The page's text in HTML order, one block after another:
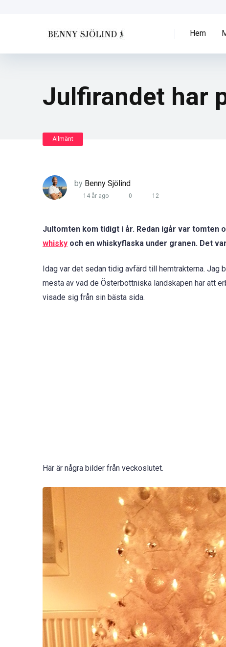
Hem
Julfirandet har
Allmänt
by Benny Sjölind
14 år ago 0 12
Jultomten kom tidigt i år. Redan igår var tomten
whisky och en whiskyflaska under granen. Det
Idag var det sedan tidig avfärd till hemtrakterna. Jag
mesta av vad de Österbottniska landskapen har att
visade sig från sin bästa sida.
Här är några bilder från veckoslutet.